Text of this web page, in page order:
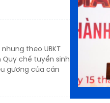
theo UBKT
chế tuyển sinh
gương của cán